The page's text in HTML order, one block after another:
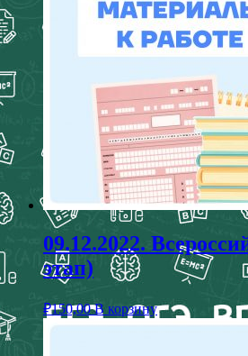
09.12.2022.
этап)
₽150,00 В корзину